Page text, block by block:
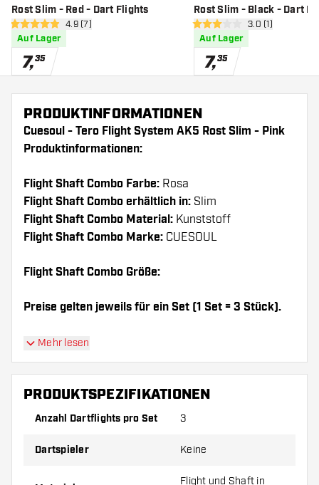
Rost Slim - Red - Dart Flights
Bewertungsbereich öffnen
4.9 Bewertungssterne
4.9 (7)
Auf Lager
7,35
Rost Slim - Black - Dart
3 Bewertungssterne
3.0 (1)
Auf Lager
7,35
PRODUKTINFORMATIONEN
Cuesoul - Tero Flight System AK5 Rost Slim - Pink
Produktinformationen:
Flight Shaft Combo Farbe: Rosa
Flight Shaft Combo erhältlich in: Slim
Flight Shaft Combo Material: Kunststoff
Flight Shaft Combo Marke: CUESOUL
Flight Shaft Combo Größe:
Preise gelten jeweils für ein Set (1 Set = 3 Stück).
Dartshopper Tipp!
Shafts. Diese können sich durch Gebrauch
abnutzen oder brechen.
Probieren Sie eine andere Form, ein anderes
Material oder eine andere Dicke der Flights aus,
Mehr lesen
PRODUKTSPEZIFIKATIONEN
Anzahl Dartflights pro Set 3
Dartspieler Keine
Flight und Shaft in